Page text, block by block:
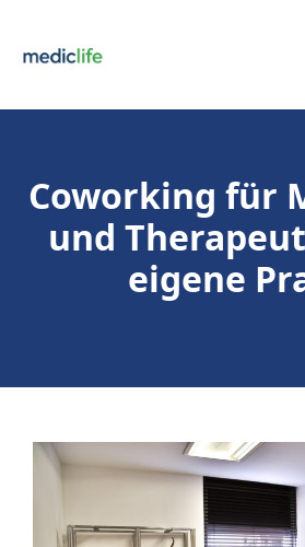
springen
Coworking für
und
eigene